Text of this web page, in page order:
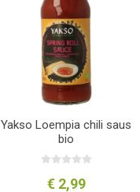
Yakso Loempia chili saus
bio
€ 2,99